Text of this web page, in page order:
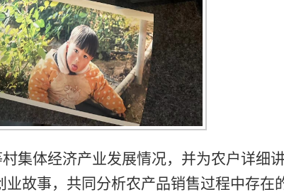
集体经济产业发展情况，并为农户详细
故事，共同分析农产品销售过程中存在